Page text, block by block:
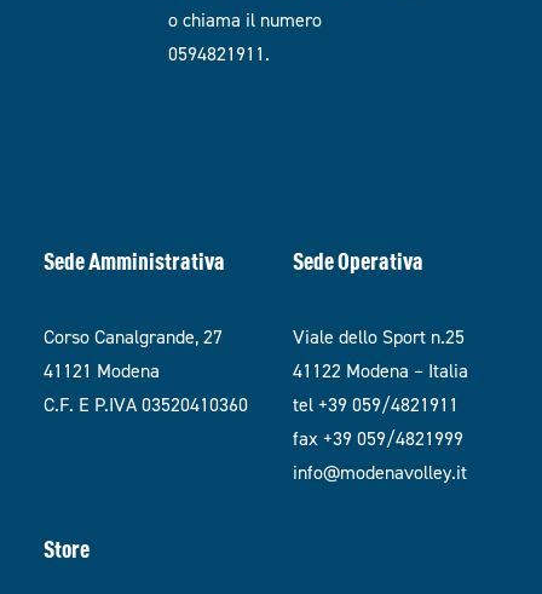
o chiama il numero
0594821911.
Sede Amministrativa
Corso Canalgrande, 27
41121 Modena
C.F. E P.IVA 03520410360
Sede Operativa
Viale dello Sport n.25
41122 Modena – Italia
tel +39 059/4821911
fax +39 059/4821999
info@modenavolley.it
Store